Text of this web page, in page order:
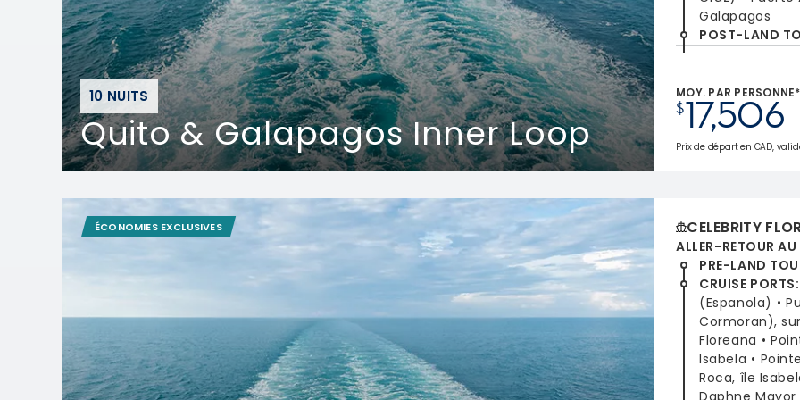
10 NUITS
Quito & Galapagos Inner Loop
Galapagos
POST-LAND
MOY. PAR PERSONNE*
$17,506
Prix de départ en CAD,
ÉCONOMIES EXCLUSIVES CELEBRITY
ALLER-RETOUR
PRE-LAND
CRUISE PORTS:
(Espanola)
Cormoran),
Floreana
Isabela
Roca, île
Daphne Mayor